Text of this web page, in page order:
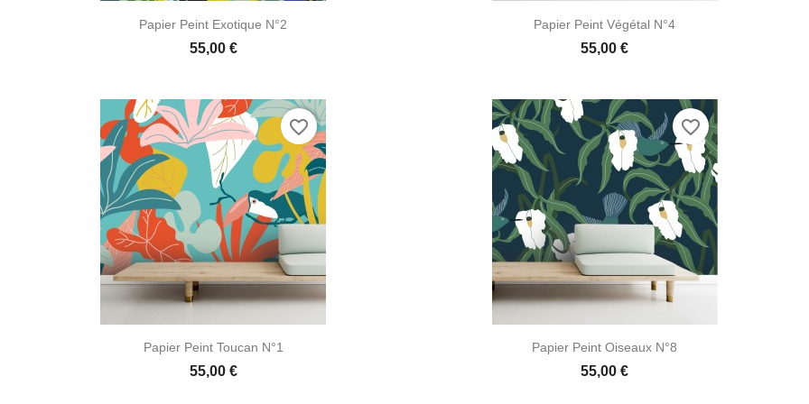
 Aperçu rapide
Papier Peint Exotique N°2
55,00 €
Aperçu rapide
Papier Peint Végétal N°4
55,00 €
Aperçu rapide
Papier Peint Toucan N°1
55,00 €
favorite_border
 Aperçu rapide
Papier Peint Oiseaux N°8
55,00 €
favorite_border